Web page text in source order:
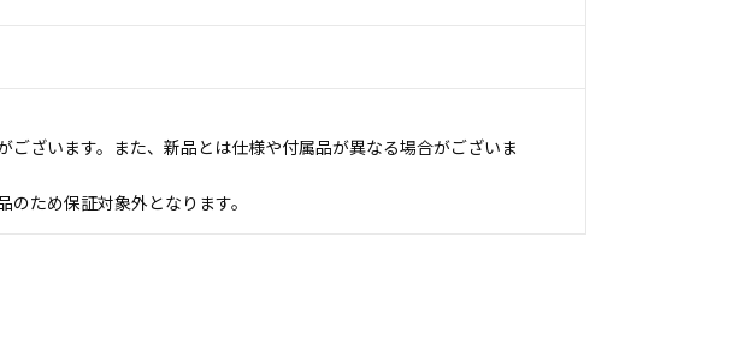
ございます。また、新品とは仕様や付属品が異なる場合がございま
ため保証対象外となります。